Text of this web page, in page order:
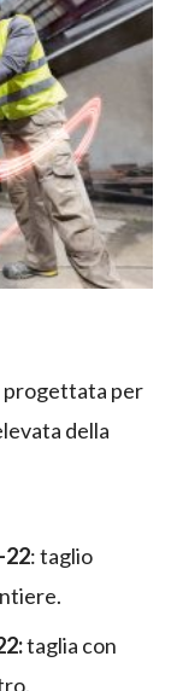
progettata per
della
22: taglio
taglia con